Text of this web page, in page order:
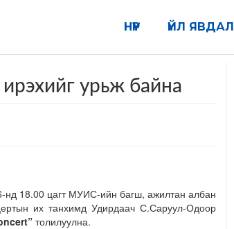
ҮЙЛ ЯВДАЛ
НҮҮР
урьж байна
нд 18.00 цагт МУИС-ийн багш, ажилтан албан
их танхимд Удирдаач С.Саруул-Одоор
толилуулна.